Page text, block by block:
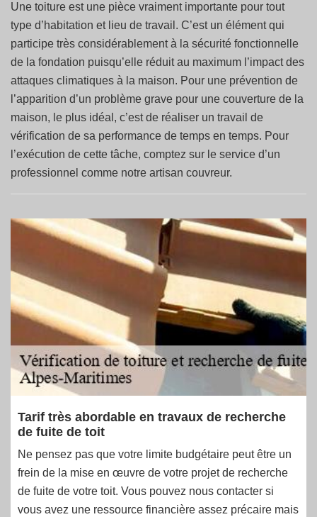
Une toiture est une pièce vraiment importante pour tout
type d’habitation et lieu de travail. C’est un élément qui
participe très considérablement à la sécurité fonctionnelle
de la fondation puisqu’elle réduit au maximum l’impact des
attaques climatiques à la maison. Pour une prévention de
l’apparition d’un problème grave pour une couverture de la
maison, le plus idéal, c’est de réaliser un travail de
vérification de sa performance de temps en temps. Pour
l’exécution de cette tâche, comptez sur le service d’un
professionnel comme notre artisan couvreur.
Tarif très abordable en travaux de recherche
de fuite de toit
Ne pensez pas que votre limite budgétaire peut être un
frein de la mise en œuvre de votre projet de recherche
de fuite de votre toit. Vous pouvez nous contacter si
vous avez une ressource financière assez précaire mais